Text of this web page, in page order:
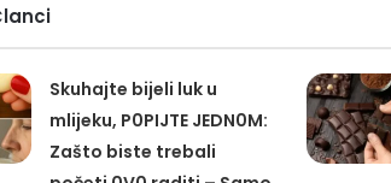
Skuhajte bijeli luk u
mlijeku, P0PIJTE JEDN0M:
Zašto biste trebali